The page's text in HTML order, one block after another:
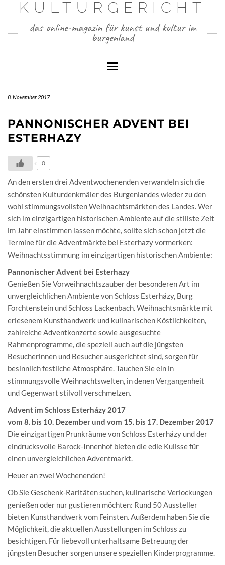
KULTURGERICHT
das online-magazin für kunst und kultur im
burgenland
Toggle
Navigation
8. November 2017
PANNONISCHER ADVENT BEI
ESTERHAZY
0
An den ersten drei Adventwochenenden verwandeln sich die
schönsten Kulturdenkmäler des Burgenlandes wieder zu den
wohl stimmungsvollsten Weihnachtsmärkten des Landes. Wer
sich im einzigartigen historischen Ambiente auf die stillste Zeit
im Jahr einstimmen lassen möchte, sollte sich schon jetzt die
Termine für die Adventmärkte bei Esterhazy vormerken:
Weihnachtsstimmung im einzigartigen historischen Ambiente:
Pannonischer Advent bei Esterhazy
Genießen Sie Vorweihnachtszauber der besonderen Art im
unvergleichlichen Ambiente von Schloss Esterházy, Burg
Forchtenstein und Schloss Lackenbach. Weihnachtsmärkte mit
erlesenem Kunsthandwerk und kulinarischen Köstlichkeiten,
zahlreiche Adventkonzerte sowie ausgesuchte
Rahmenprogramme, die speziell auch auf die jüngsten
Besucherinnen und Besucher ausgerichtet sind, sorgen für
besinnlich festliche Atmosphäre. Tauchen Sie ein in
stimmungsvolle Weihnachtswelten, in denen Vergangenheit
und Gegenwart stilvoll verschmelzen.
Advent im Schloss Esterházy 2017
vom 8. bis 10. Dezember und vom 15. bis 17. Dezember 2017
Die einzigartigen Prunkräume von Schloss Esterházy und der
eindrucksvolle Barock-Innenhof bieten die edle Kulisse für
einen unvergleichlichen Adventmarkt.
Heuer an zwei Wochenenden!
Ob Sie Geschenk-Raritäten suchen, kulinarische Verlockungen
genießen oder nur gustieren möchten: Rund 50 Aussteller
bieten Kunsthandwerk vom Feinsten. Außerdem haben Sie die
Möglichkeit, die aktuellen Ausstellungen im Schloss zu
besichtigen. Für liebevoll unterhaltsame Betreuung der
jüngsten Besucher sorgen unsere speziellen Kinderprogramme.